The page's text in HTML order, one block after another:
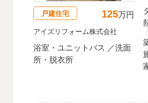
戸建住宅 125万円
アイズリフォーム株式会社
浴室・ユニットバス ／洗面
所・脱衣所